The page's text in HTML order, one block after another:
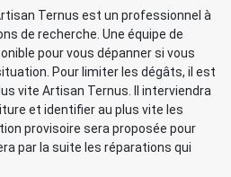
Ternus est un professionnel à
de recherche. Une équipe de
pour vous dépanner si vous
Pour limiter les dégâts, il est
vite Artisan Ternus. Il interviendra
et identifier au plus vite les
provisoire sera proposée pour
par la suite les réparations qui